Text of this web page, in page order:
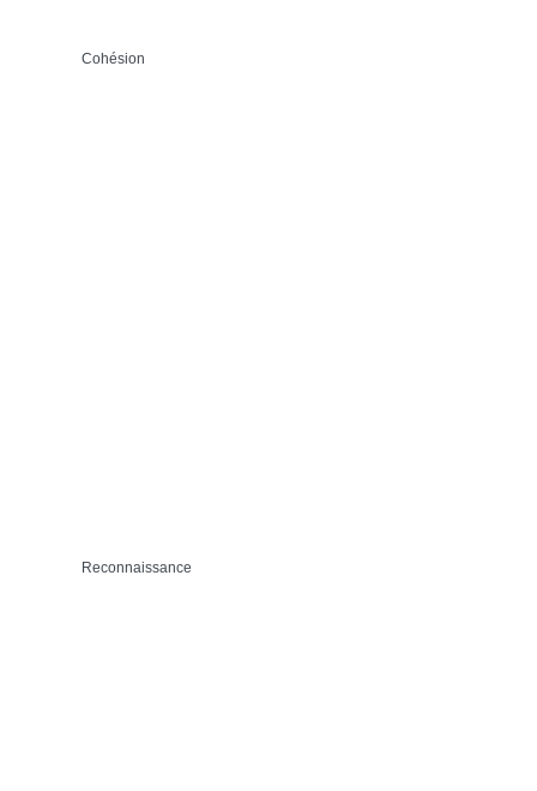
Cohésion
Reconnaissance